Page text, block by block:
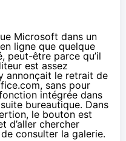
Microsoft dans un
ligne que quelque
peut-être parce qu’il
est assez
annonçait le retrait de
sans pour
intégrée dans
bureautique. Dans
le bouton est
d’aller chercher
consulter la galerie.